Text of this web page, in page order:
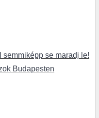
semmiképp se maradj le!
Budapesten